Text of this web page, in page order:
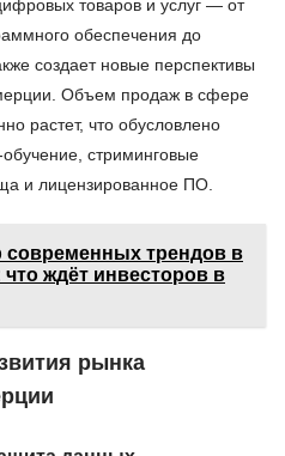
товаров и услуг — от
обеспечения до
создает новые перспективы
Объем продаж в сфере
растет, что обусловлено
стриминговые
и лицензированное ПО.
современных трендов в
ждёт инвесторов в
рынка